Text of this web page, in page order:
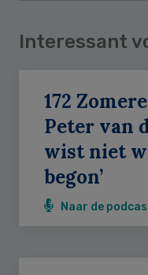
Interessant
172
Peter van
wist niet
begon’
Naar de